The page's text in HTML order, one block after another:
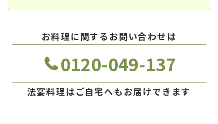
お料理に関するお問い合わせは
0120-049-137
法宴料理はご自宅へもお届けできます